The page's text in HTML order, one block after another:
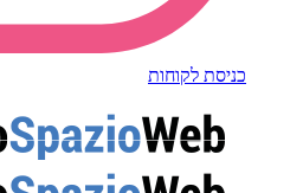
כניסת לקוחות